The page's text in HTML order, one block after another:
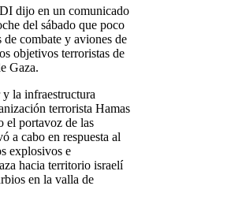
dijo en un comunicado
del sábado que poco
de combate y aviones de
objetivos terroristas de
Gaza.
la infraestructura
terrorista Hamas
el portavoz de las
a cabo en respuesta al
explosivos e
hacia territorio israelí
en la valla de